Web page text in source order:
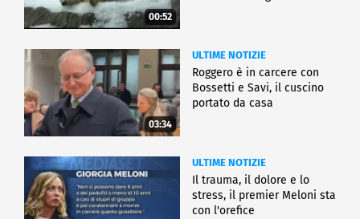
00:52
03:34
ULTIME NOTIZIE
Roggero è in carcere con
Bossetti e Savi, il cuscino
portato da casa
ULTIME NOTIZIE
Il trauma, il dolore e lo
stress, il premier Meloni sta
con l'orefice